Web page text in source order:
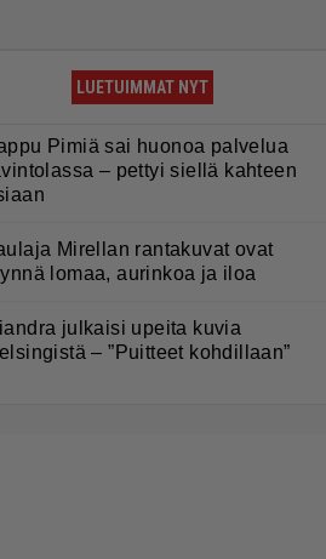
LUETUIMMAT NYT
Pimiä sai huonoa palvelua
– pettyi siellä kahteen
Mirellan rantakuvat ovat
lomaa, aurinkoa ja iloa
julkaisi upeita kuvia
– ”Puitteet kohdillaan”